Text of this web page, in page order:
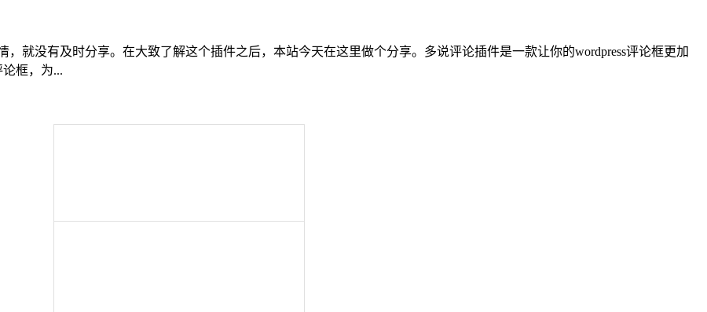
就没有及时分享。在大致了解这个插件之后，本站今天在这里做个分享。多说评论插件是一款让你的wordpress评论框更加
框，为...